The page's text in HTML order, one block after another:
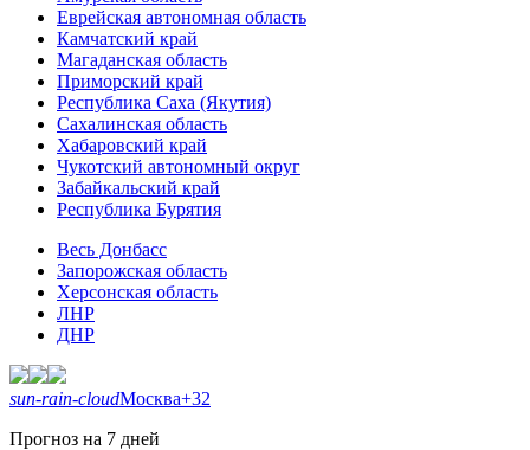
Еврейская автономная область
Камчатский край
Магаданская область
Приморский край
Республика Саха (Якутия)
Сахалинская область
Хабаровский край
Чукотский автономный округ
Забайкальский край
Республика Бурятия
Весь Донбасс
Запорожская область
Херсонская область
ЛНР
ДНР
sun-rain-cloudМосква+32
Прогноз на 7 дней